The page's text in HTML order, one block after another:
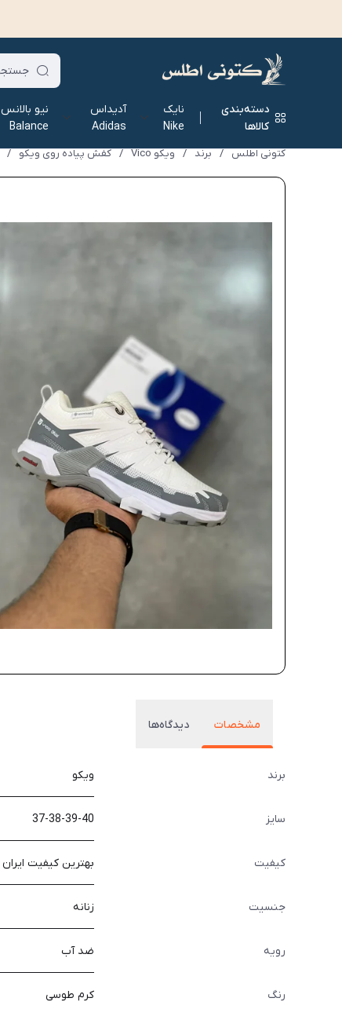
دسته‌بندی
کالاها
نایک
Nike
آدیداس
Adidas
Balance
کتونی اطلس / برند / ویکو Vico / کفش پیاده روی ویکو /
مشخصات دیدگاه‌ها
برند ویکو
سایز 37-38-39-40
کیفیت بهترین کیفیت ایران
جنسیت زنانه
رویه ضد آب
رنگ کرم طوسی